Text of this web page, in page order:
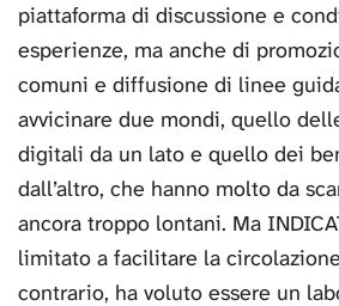
piattaforma di discussione e
esperienze, ma anche di
comuni e diffusione di linee
avvicinare due mondi, quello
digitali da un lato e quello dei
dall’altro, che hanno molto da
ancora troppo lontani. Ma
limitato a facilitare la
contrario, ha voluto essere un